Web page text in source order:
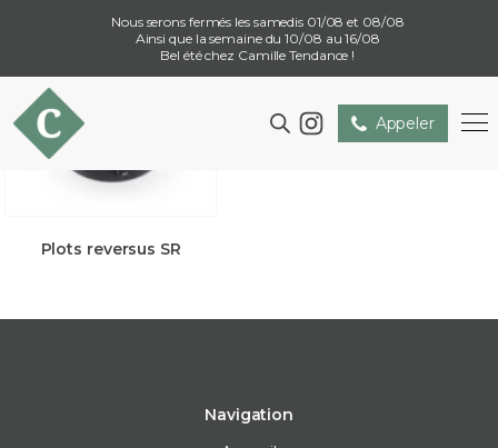
Nous serons fermés les samedis 01/08 et 08/08
Ainsi que la semaine du 10/08 au 16/08
Bel été chez Camille Tendance !
Appeler
Plots reversus SR
Navigation